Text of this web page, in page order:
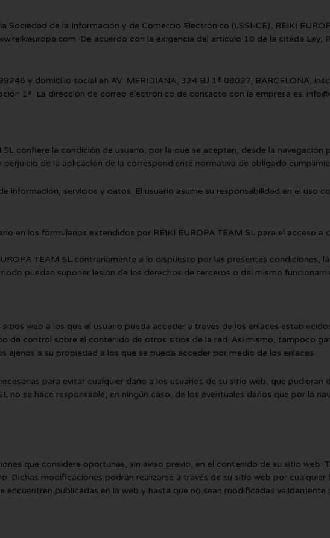
de la Información y de Comercio Electrónico (LSSI-CE), REIKI
De acuerdo con la exigencia del artículo 10 de la citada Ley,
y domicilio social en AV. MERIDIANA, 324 BJ 1ª 08027, BARCELONA,
1ª. La dirección de correo electrónico de contacto con la empresa es:
confiere la condición de usuario, por la que se aceptan, desde la navegación
de la aplicación de la correspondiente normativa de obligado
información, servicios y datos. El usuario asume su responsabilidad en el uso
en los formularios extendidos por REIKI EUROPA TEAM SL para el acceso a
TEAM SL contrariamente a lo dispuesto por las presentes condiciones,
puedan suponer lesión de los derechos de terceros o del mismo
web a los que el usuario pueda acceder a través de los enlaces
de control sobre el contenido de otros sitios de la red. Así mismo, tampoco
a su propiedad a los que se pueda acceder por medio de los enlaces.
para evitar cualquier daño a los usuarios de su sitio web, que pudieran
no se hace responsable, en ningún caso, de los eventuales daños que por la
que considere oportunas, sin aviso previo, en el contenido de su sitio web.
Dichas modificaciones podrán realizarse a través de su sitio web por cualquier
publicadas en la web y hasta que no sean modificadas